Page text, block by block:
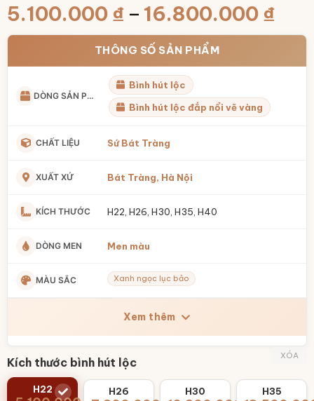
5.100.000 ₫ – 16.800.000 ₫
giá:
THÔNG SỐ SẢN PHẨM
DÒNG SẢN PHẨM
Bình hút lộc
Bình hút lộc đắp nổi vẽ vàng
CHẤT LIỆU Sứ Bát Tràng
XUẤT XỨ Bát Tràng, Hà Nội
KÍCH THƯỚC H22, H26, H30, H35, H40
DÒNG MEN Men màu
MÀU SẮC Xanh ngọc lục bảo
Xem thêm
Kích thước bình hút lộc
H22 H26 H30 H35
XÓA